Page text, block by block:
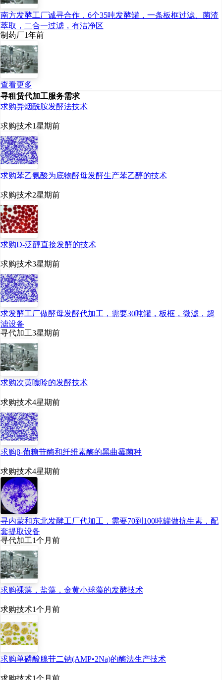
南方发酵工厂诚寻合作，6个35吨发酵罐，一条板框过滤、菌渣
萃取，二合一过滤，有洁净区
制药厂1年前
查看更多
寻租赁代加工服务需求
求购异烟酰胺发酵法技术
求购技术1星期前
求购苯乙氨酸为底物酵母发酵生产苯乙醇的技术
求购技术2星期前
求购D-泛醇直接发酵的技术
求购技术3星期前
求发酵工厂做酵母发酵代加工，需要30吨罐，板框，微滤，超
滤设备
寻代加工3星期前
求购次黄嘌呤的发酵技术
求购技术4星期前
求购β-葡糖苷酶和纤维素酶的黑曲霉菌种
求购技术4星期前
寻内蒙和东北发酵工厂代加工，需要70到100吨罐做抗生素，配
套提取设备
寻代加工1个月前
求购裸藻，盐藻，金黄小球藻的发酵技术
求购技术1个月前
求购单磷酸腺苷二钠(AMP•2Na)的酶法生产技术